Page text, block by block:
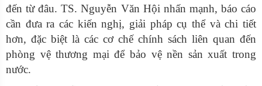
đến từ đâu. TS. Nguyễn Văn Hội nhấn mạnh, báo cáo
cần đưa ra các kiến nghị, giải pháp cụ thể và chi tiết
hơn, đặc biệt là các cơ chế chính sách liên quan đến
phòng vệ thương mại để bảo vệ nền sản xuất trong
nước.